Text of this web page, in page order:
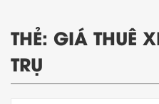
THẺ: GIÁ THUÊ
TRỤ